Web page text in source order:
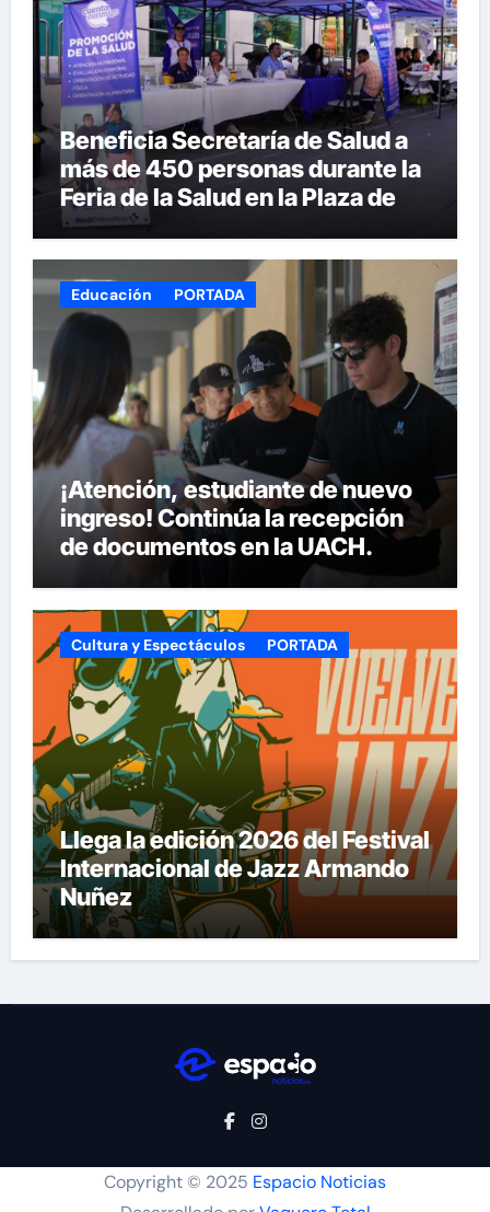
Beneficia Secretaría de Salud a
más de 450 personas durante la
Feria de la Salud en la Plaza de
Armas
Educación PORTADA
¡Atención, estudiante de nuevo
ingreso! Continúa la recepción
de documentos en la UACH.
Cultura y Espectáculos PORTADA
Llega la edición 2026 del Festival
Internacional de Jazz Armando
Nuñez
Copyright © 2025 Espacio Noticias